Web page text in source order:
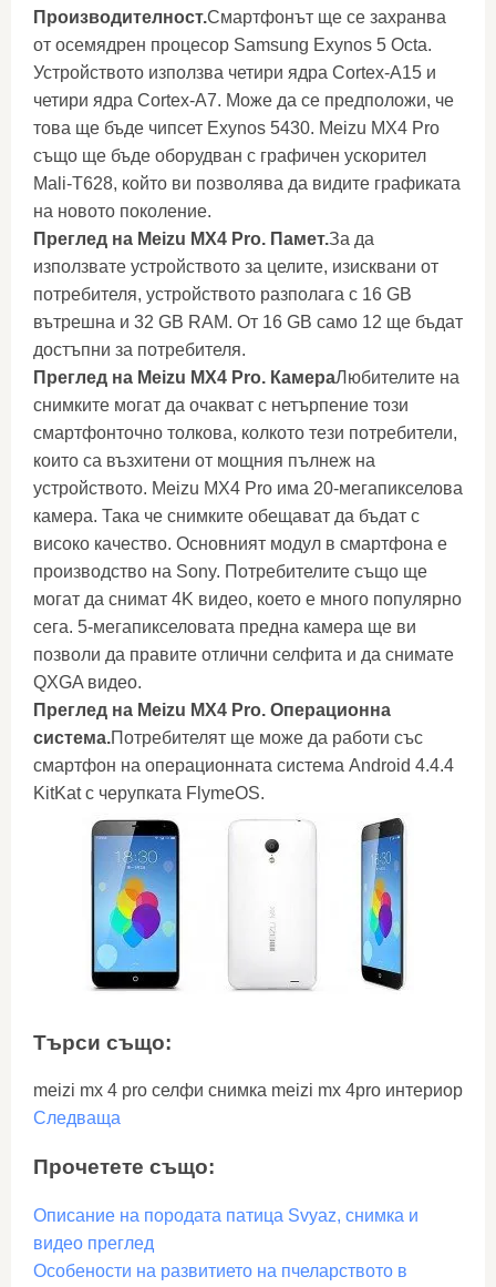
Производителност.Смартфонът ще се захранва
от осемядрен процесор Samsung Exynos 5 Octa.
Устройството използва четири ядра Cortex-A15 и
четири ядра Cortex-A7. Може да се предположи, че
това ще бъде чипсет Exynos 5430. Meizu MX4 Pro
също ще бъде оборудван с графичен ускорител
Mali-T628, който ви позволява да видите графиката
на новото поколение.
Преглед на Meizu MX4 Pro. Памет.За да
използвате устройството за целите, изисквани от
потребителя, устройството разполага с 16 GB
вътрешна и 32 GB RAM. От 16 GB само 12 ще бъдат
достъпни за потребителя.
Преглед на Meizu MX4 Pro. КамераЛюбителите на
снимките могат да очакват с нетърпение този
смартфонточно толкова, колкото тези потребители,
които са възхитени от мощния пълнеж на
устройството. Meizu MX4 Pro има 20-мегапикселова
камера. Така че снимките обещават да бъдат с
високо качество. Основният модул в смартфона е
производство на Sony. Потребителите също ще
могат да снимат 4K видео, което е много популярно
сега. 5-мегапикселовата предна камера ще ви
позволи да правите отлични селфита и да снимате
QXGA видео.
Преглед на Meizu MX4 Pro. Операционна
система.Потребителят ще може да работи със
смартфон на операционната система Android 4.4.4
KitKat с черупката FlymeOS.
Търси също:
meizi mx 4 pro селфи снимка meizi mx 4pro интериор
Следваща
Прочетете също:
Описание на породата патица Svyaz, снимка и
видео преглед
Особености на развитието на пчеларството в